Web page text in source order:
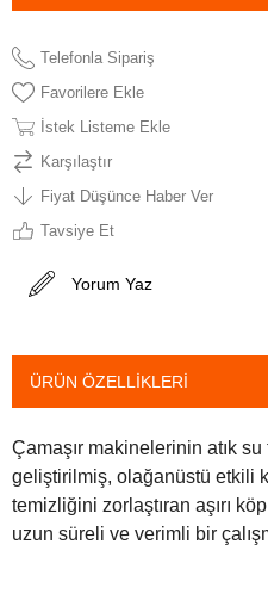
Telefonla Sipariş
Favorilere Ekle
İstek Listeme Ekle
Karşılaştır
Fiyat Düşünce Haber Ver
Tavsiye Et
Yorum Yaz
ÜRÜN ÖZELLIKLERI
Çamaşır makinelerinin atık
geliştirilmiş, olağanüstü etkili
temizliğini zorlaştıran aşırı
uzun süreli ve verimli bir